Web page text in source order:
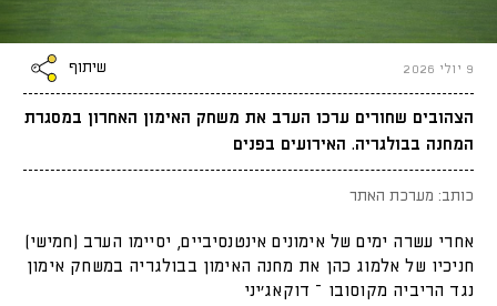
9 יולי 2026 שיתוף
הצהובים שחורים ערכו הערב את משחק האימון האחרון במסגרת
המחנה בבולגריה. האירועים בפנים
כותב: מערכת האתר
אחרי עשרה ימים של אימונים אינטנסיביים, יסיימו הערב (חמישי)
חניכיו של אלמוג כהן את מחנה האימון בבולגריה במשחק אימון
נגד הריביה מקוסובו – דוקאג'יני